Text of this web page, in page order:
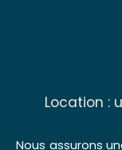
Location :
Nous assurons